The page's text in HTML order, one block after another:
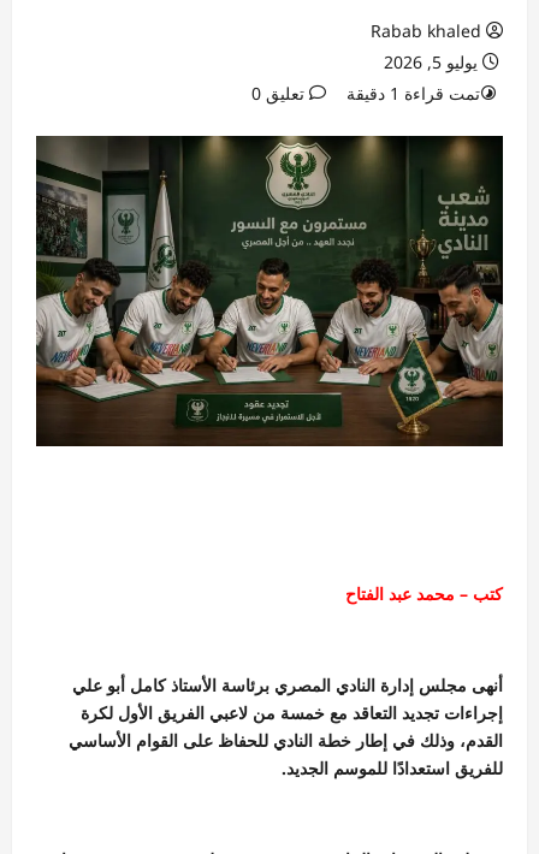
Rabab khaled
يوليو 5, 2026
تمت قراءة 1 دقيقة
تعليق 0
كتب – محمد عبد الفتاح
أنهى مجلس إدارة النادي المصري برئاسة الأستاذ كامل أبو علي
إجراءات تجديد التعاقد مع خمسة من لاعبي الفريق الأول لكرة
القدم، وذلك في إطار خطة النادي للحفاظ على القوام الأساسي
للفريق استعدادًا للموسم الجديد.